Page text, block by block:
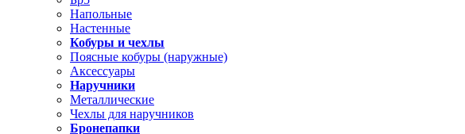
Напольные
Настенные
Кобуры и чехлы
Поясные кобуры (наружные)
Аксессуары
Наручники
Металлические
Чехлы для наручников
Бронепапки